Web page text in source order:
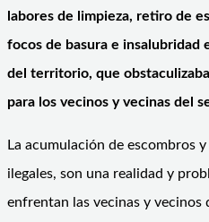
labores de limpieza, retiro de
focos de basura e insalubridad
del territorio, que
para los vecinos y vecinas del
La acumulación de escombros
ilegales, son una realidad y
enfrentan las vecinas y vecinos